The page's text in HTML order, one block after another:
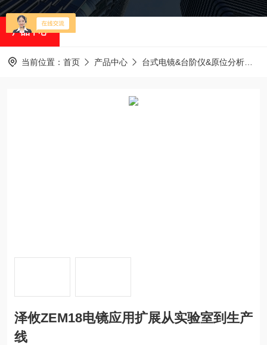
产品中心
当前位置： 首页 产品中心 台式电镜&台阶仪&原位分析
泽攸ZEM18电镜应用扩展从实验室到生产
线